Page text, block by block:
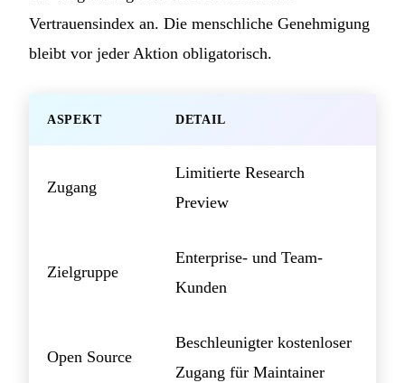
Vertrauensindex an. Die menschliche Genehmigung
bleibt vor jeder Aktion obligatorisch.
ASPEKT DETAIL
Zugang
Limitierte Research
Preview
Zielgruppe
Enterprise- und Team-
Kunden
Open Source
Beschleunigter kostenloser
Zugang für Maintainer